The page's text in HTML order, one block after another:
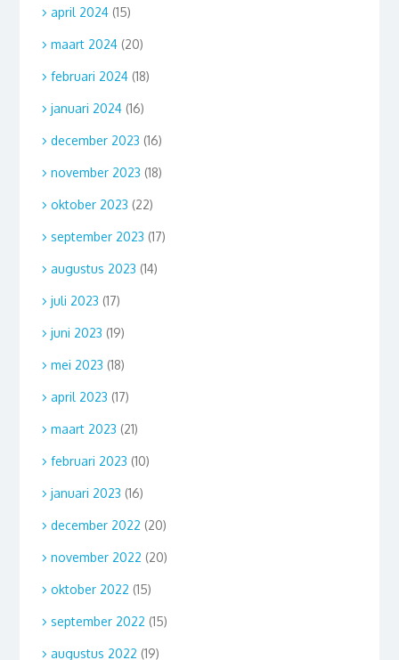
april 2024(15)
maart 2024(20)
februari 2024(18)
januari 2024(16)
december 2023 (16)
november 2023 (18)
oktober 2023 (22)
september 2023 (17)
augustus 2023 (14)
juli 2023 (17)
juni 2023 (19)
mei 2023 (18)
april 2023 (17)
maart 2023 (21)
februari 2023 (10)
januari 2023 (16)
december 2022 (20)
november 2022 (20)
oktober 2022 (15)
september 2022 (15)
augustus 2022 (19)